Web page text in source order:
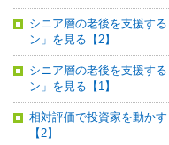
シニア層の老後を支援す
ン」を見る【2】
シニア層の老後を支援す
ン」を見る【1】
相対評価で投資家を動か
【2】